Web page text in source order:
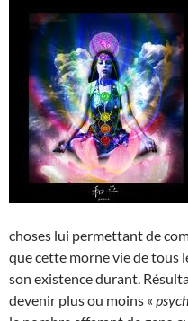
choses lui permettant de
que cette morne vie de tous
son existence durant.
devenir plus ou moins «